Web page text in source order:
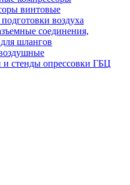
винтовые
воздуха
соединения,
шлангов
и стенды опрессовки ГБЦ